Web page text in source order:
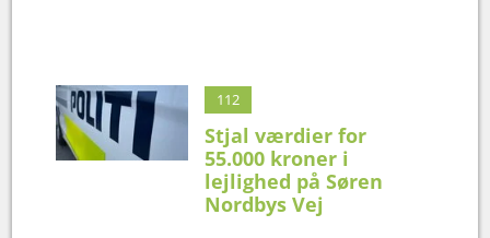
112
Stjal værdier for
55.000 kroner i
lejlighed på Søren
Nordbys Vej